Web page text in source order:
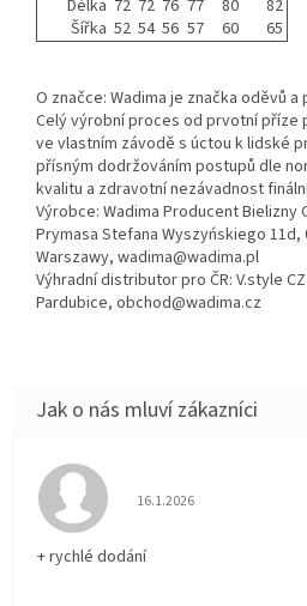
Délka 72 72 76 77 80
82
Šířka 52 54 56 57 60 65
O značce: Wadima je značka oděvů
Celý výrobní proces od prvotní příze
ve vlastním závodě s úctou k lidské
přísným dodržováním postupů dle
kvalitu a zdravotní nezávadnost
Výrobce: Wadima Producent Bielizny
Prymasa Stefana Wyszyńskiego 11d,
Warszawy, wadima@wadima.pl
Výhradní distributor pro ČR: V.style CZ
Pardubice, obchod@wadima.cz
Hodnocení obchodu je
16.1.2026
+ rychlé dodání